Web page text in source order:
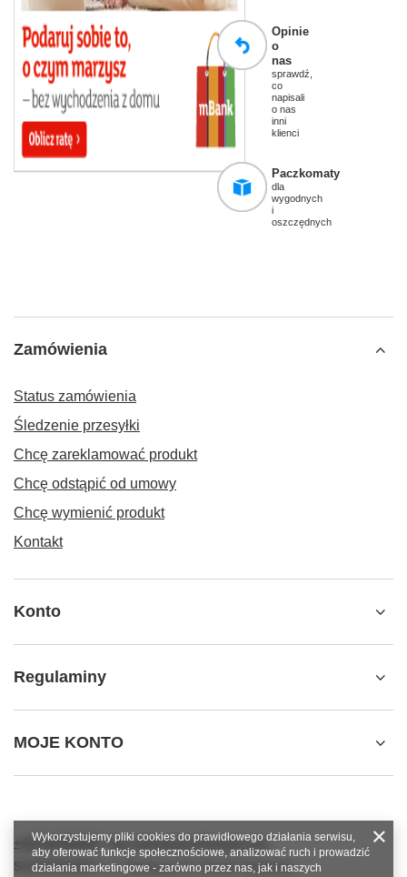
Opinie
o
nas
sprawdź,
co
napisali
o nas
inni
klienci
Paczkomaty
dla
wygodnych
i
oszczędnych
Zamówienia
Status zamówienia
Śledzenie przesyłki
Chcę zareklamować produkt
Chcę odstąpić od umowy
Chcę wymienić produkt
Kontakt
Konto
Regulaminy
MOJE KONTO
+48784966809
info.robotshops@gmail.com
SUPERROBOT,ul. Parkowa 27,64-117Gołanice
Wykorzystujemy pliki cookies do prawidłowego działania serwisu,
aby oferować funkcje społecznościowe, analizować ruch i prowadzić
działania marketingowe - zarówno przez nas, jak i naszych